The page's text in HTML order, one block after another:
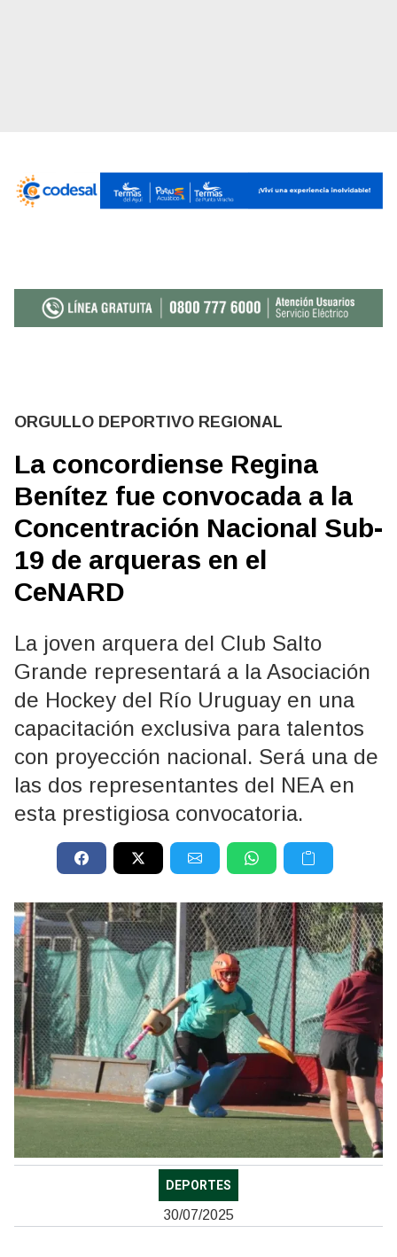
ORGULLO DEPORTIVO REGIONAL
La concordiense Regina
Benítez fue convocada a la
Concentración Nacional Sub-
19 de arqueras en el
CeNARD
La joven arquera del Club Salto
Grande representará a la Asociación
de Hockey del Río Uruguay en una
capacitación exclusiva para talentos
con proyección nacional. Será una de
las dos representantes del NEA en
esta prestigiosa convocatoria.
DEPORTES
30/07/2025